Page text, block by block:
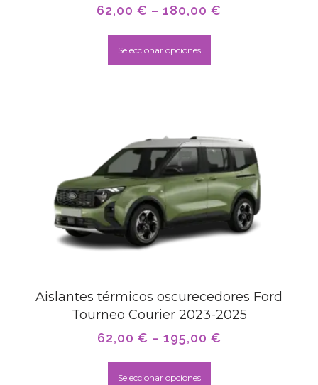
62,00 € – 180,00 €
Seleccionar opciones
Aislantes térmicos oscurecedores Ford
Tourneo Courier 2023-2025
62,00 € – 195,00 €
Seleccionar opciones